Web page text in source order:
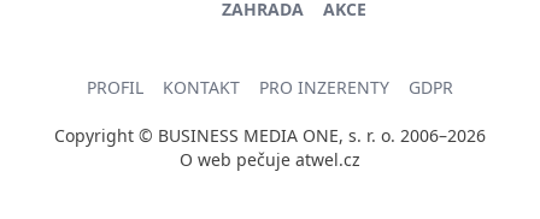
ZAHRADA
AKCE
PROFIL KONTAKT PRO INZERENTY GDPR
Copyright © BUSINESS MEDIA ONE, s. r. o. 2006–2026